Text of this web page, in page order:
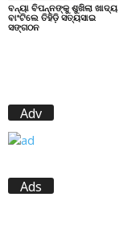
ବନ୍ୟା ବିପନ୍ନଙ୍କୁ ଶୁଖିଲା ଖାଦ୍ୟ
ବାଂଟିଲେ ତିହିଡି଼ ସତ୍ୟସାଇ
ସଙ୍ଗଠନ
Adv
Ads